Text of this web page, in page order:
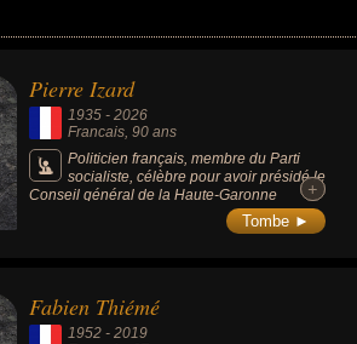
droite ou du front national. Ces célébrités
enseignant, député européen ou
Pierre Izard
1935 -2026
Francais, 90 ans
Politicien français, membre du Parti
socialiste, célèbre pour avoir présidé le
Conseil général de la Haute-Garonne
pendant 27 ans (de 1988 à 2015), dont la
construction de nombreux collèges et le
+
+
Tombe ►
Fabien Thiémé
1952 -2019